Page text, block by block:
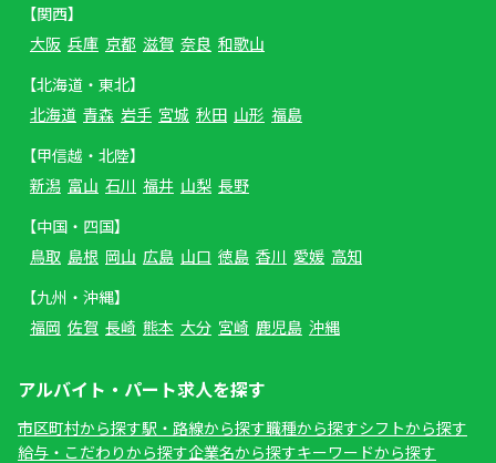
【関西】
大阪 兵庫 京都 滋賀 奈良 和歌山
【北海道・東北】
北海道 青森 岩手 宮城 秋田 山形 福島
【甲信越・北陸】
新潟 富山 石川 福井 山梨 長野
【中国・四国】
鳥取 島根 岡山 広島 山口 徳島 香川 愛媛 高知
【九州・沖縄】
福岡 佐賀 長崎 熊本 大分 宮崎 鹿児島 沖縄
アルバイト・パート求人を探す
市区町村から探す駅・路線から探す職種から探すシフトから探す
給与・こだわりから探す企業名から探すキーワードから探す